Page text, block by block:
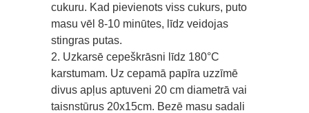
cukuru. Kad pievienots viss cukurs, puto
masu vēl 8-10 minūtes, līdz veidojas
stingras putas.
2. Uzkarsē cepeškrāsni līdz 180°C
karstumam. Uz cepamā papīra uzzīmē
divus apļus aptuveni 20 cm diametrā vai
taisnstūrus 20x15cm. Bezē masu sadali